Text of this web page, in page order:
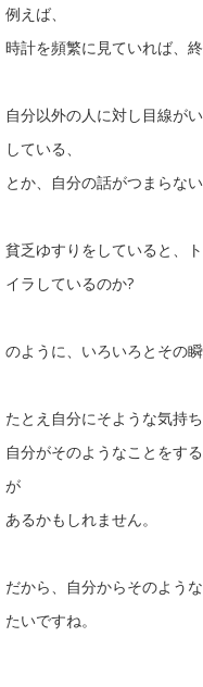
例えば、
時計を頻繁に見ていれば、
自分以外の人に対し目線が
している、
とか、自分の話がつまらな
貧乏ゆすりをしていると、
イラしているのか?
のように、いろいろとその
たとえ自分にそような気持
自分がそのようなことをす
が
あるかもしれません。
だから、自分からそのよう
たいですね。